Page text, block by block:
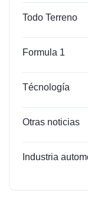
Todo Terreno
Formula 1
Técnología
Otras noticias
Industria